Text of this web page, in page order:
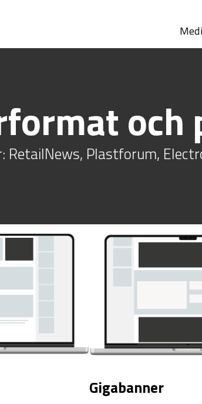
och
RetailNews, Plastforum,
Gigabanner